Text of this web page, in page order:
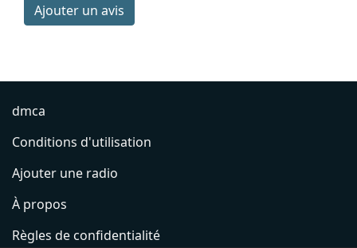
Ajouter un avis
dmca
Conditions d'utilisation
Ajouter une radio
À propos
Règles de confidentialité